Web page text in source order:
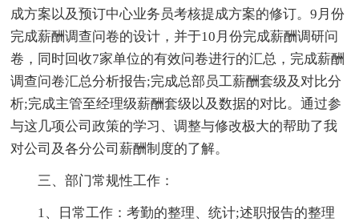
成方案以及预订中心业务员考核提成方案的修订。9月份
完成薪酬调查问卷的设计，并于10月份完成薪酬调研问
卷，同时回收7家单位的有效问卷进行的汇总，完成薪酬
调查问卷汇总分析报告;完成总部员工薪酬套级及对比分
析;完成主管至经理级薪酬套级以及数据的对比。通过参
与这几项公司政策的学习、调整与修改极大的帮助了我
对公司及各分公司薪酬制度的了解。
三、部门常规性工作：
1、日常工作：考勤的整理、统计;述职报告的整理